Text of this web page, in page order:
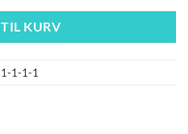
169,95 kr..
KURV
1-1-1